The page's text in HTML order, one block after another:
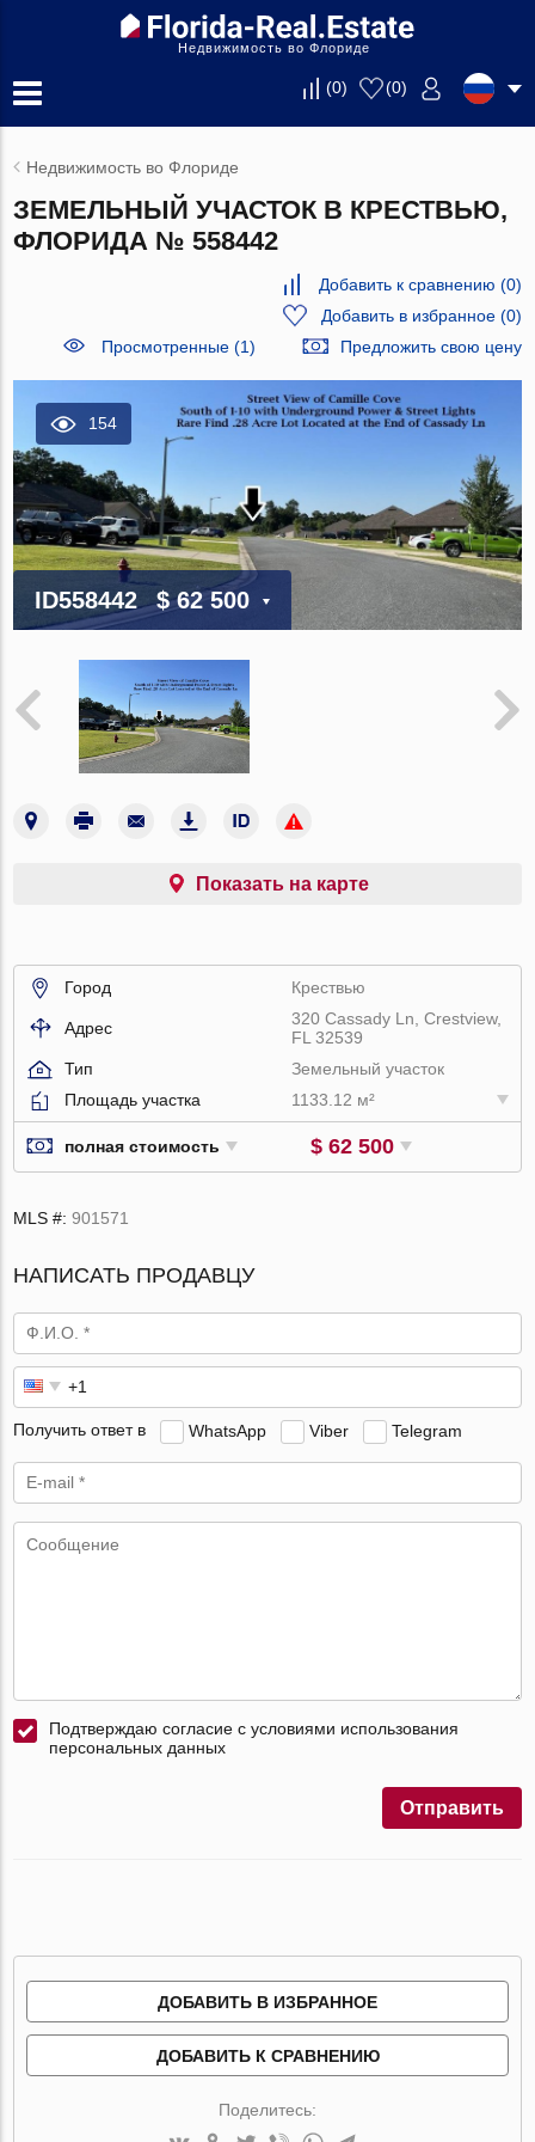
Недвижимость во Флориде
(0) (0)
Недвижимость во Флориде
ЗЕМЕЛЬНЫЙ УЧАСТОК В КРЕСТВЬЮ,
ФЛОРИДА № 558442
Добавить к сравнению (0)
Добавить в избранное(0)
Просмотренные (1)
Предложить свою цену
154
ID558442 $ 62 500
Показать на карте
Город Крествью
Адрес
320 Cassady Ln, Crestview,
FL 32539
Тип
Земельный участок
Площадь участка
1133.12 м²
полная стоимость $ 62 500
MLS #:901571
НАПИСАТЬ ПРОДАВЦУ
Получить ответ в WhatsApp Viber Telegram
Подтверждаю согласие с условиями использования
персональных данных
Отправить
ДОБАВИТЬ В ИЗБРАННОЕ
ДОБАВИТЬ К СРАВНЕНИЮ
Поделитесь: